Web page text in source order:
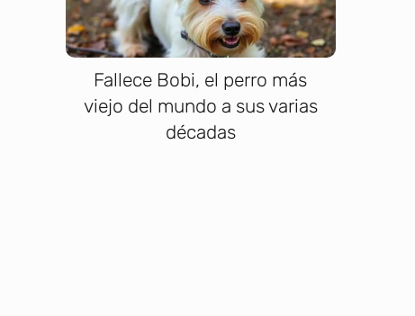
Fallece Bobi, el perro más
viejo del mundo a sus varias
décadas